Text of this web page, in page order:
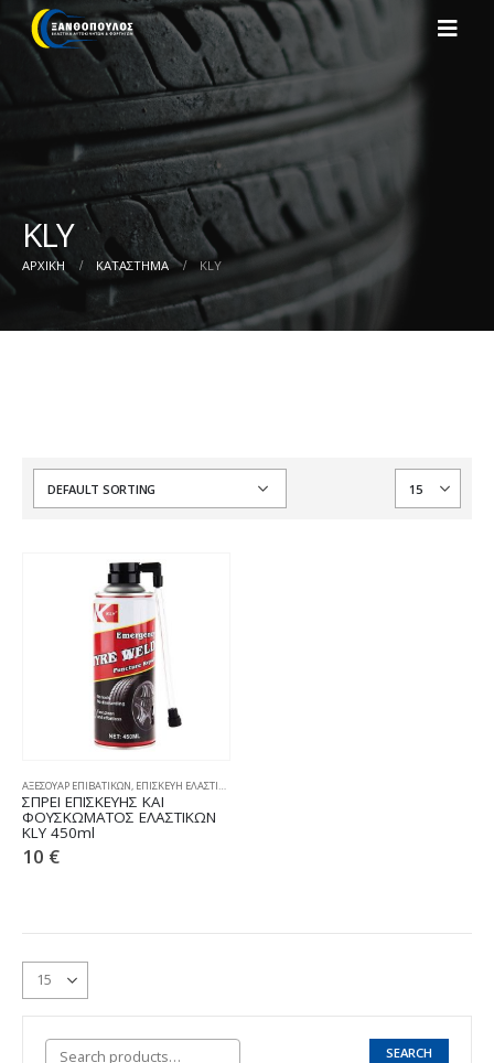
KLY
ΑΡΧΙΚΉ ΚΑΤΆΣΤΗΜΑ KLY
ΑΞΕΣΟΥΑΡ ΕΠΙΒΑΤΙΚΩΝ, ΕΠΙΣΚΕΥΗ ΕΛΑΣΤΙΚΩΝ
ΣΠΡΕΙ ΕΠΙΣΚΕΥΗΣ ΚΑΙ
ΦΟΥΣΚΩΜΑΤΟΣ ΕΛΑΣΤΙΚΩΝ
KLY 450ml
10 €
SEARCH